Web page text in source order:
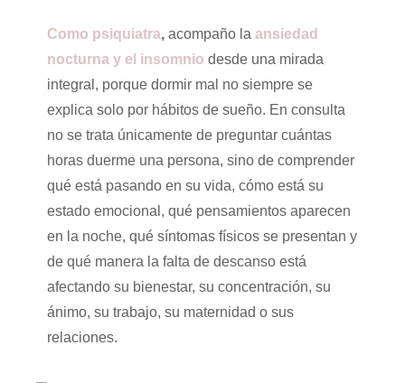
Como psiquiatra, acompaño la ansiedad
nocturna y el insomnio desde una mirada
integral, porque dormir mal no siempre se
explica solo por hábitos de sueño. En consulta
no se trata únicamente de preguntar cuántas
horas duerme una persona, sino de comprender
qué está pasando en su vida, cómo está su
estado emocional, qué pensamientos aparecen
en la noche, qué síntomas físicos se presentan y
de qué manera la falta de descanso está
afectando su bienestar, su concentración, su
ánimo, su trabajo, su maternidad o sus
relaciones.